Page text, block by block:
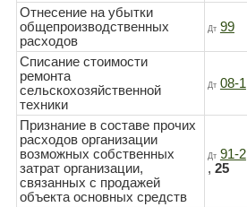
Отнесение на убытки
общепроизводственных
расходов
Дт 99
Списание стоимости
ремонта
сельскохозяйственной
техники
Дт 08-1
Признание в составе прочих
расходов организации
возможных собственных
затрат организации,
связанных с продажей
объекта основных средств
Дт 91-2
, 25